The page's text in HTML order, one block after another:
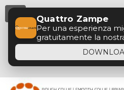
Quattro Zampe
Per una esperienza
gratuitamente la
Menu